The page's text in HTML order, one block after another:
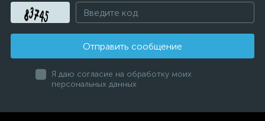
Отправить сообщение
Я даю согласие на обработку моих
персональных данных